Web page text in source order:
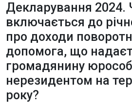
Декларування 2024.
включається до
про доходи
допомога, що
громадянину
нерезидентом на
року?